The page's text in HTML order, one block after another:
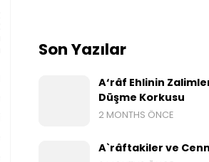
Son Yazılar
A‘râf Ehlinin
Düşme Korkusu
2 MONTHS ÖNCE
A`râftakiler ve